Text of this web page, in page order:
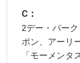
C：
2デー・パー
ポン、アーリ
「モーメン